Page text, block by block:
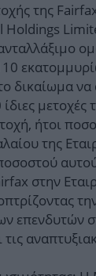
της
Holdings
δικαίωμα
μετοχές
ήτοι
της
στην
επενδυτών